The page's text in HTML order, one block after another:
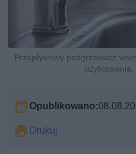
Przepływowy podgrzewacz
Opublikowano:
Drukuj